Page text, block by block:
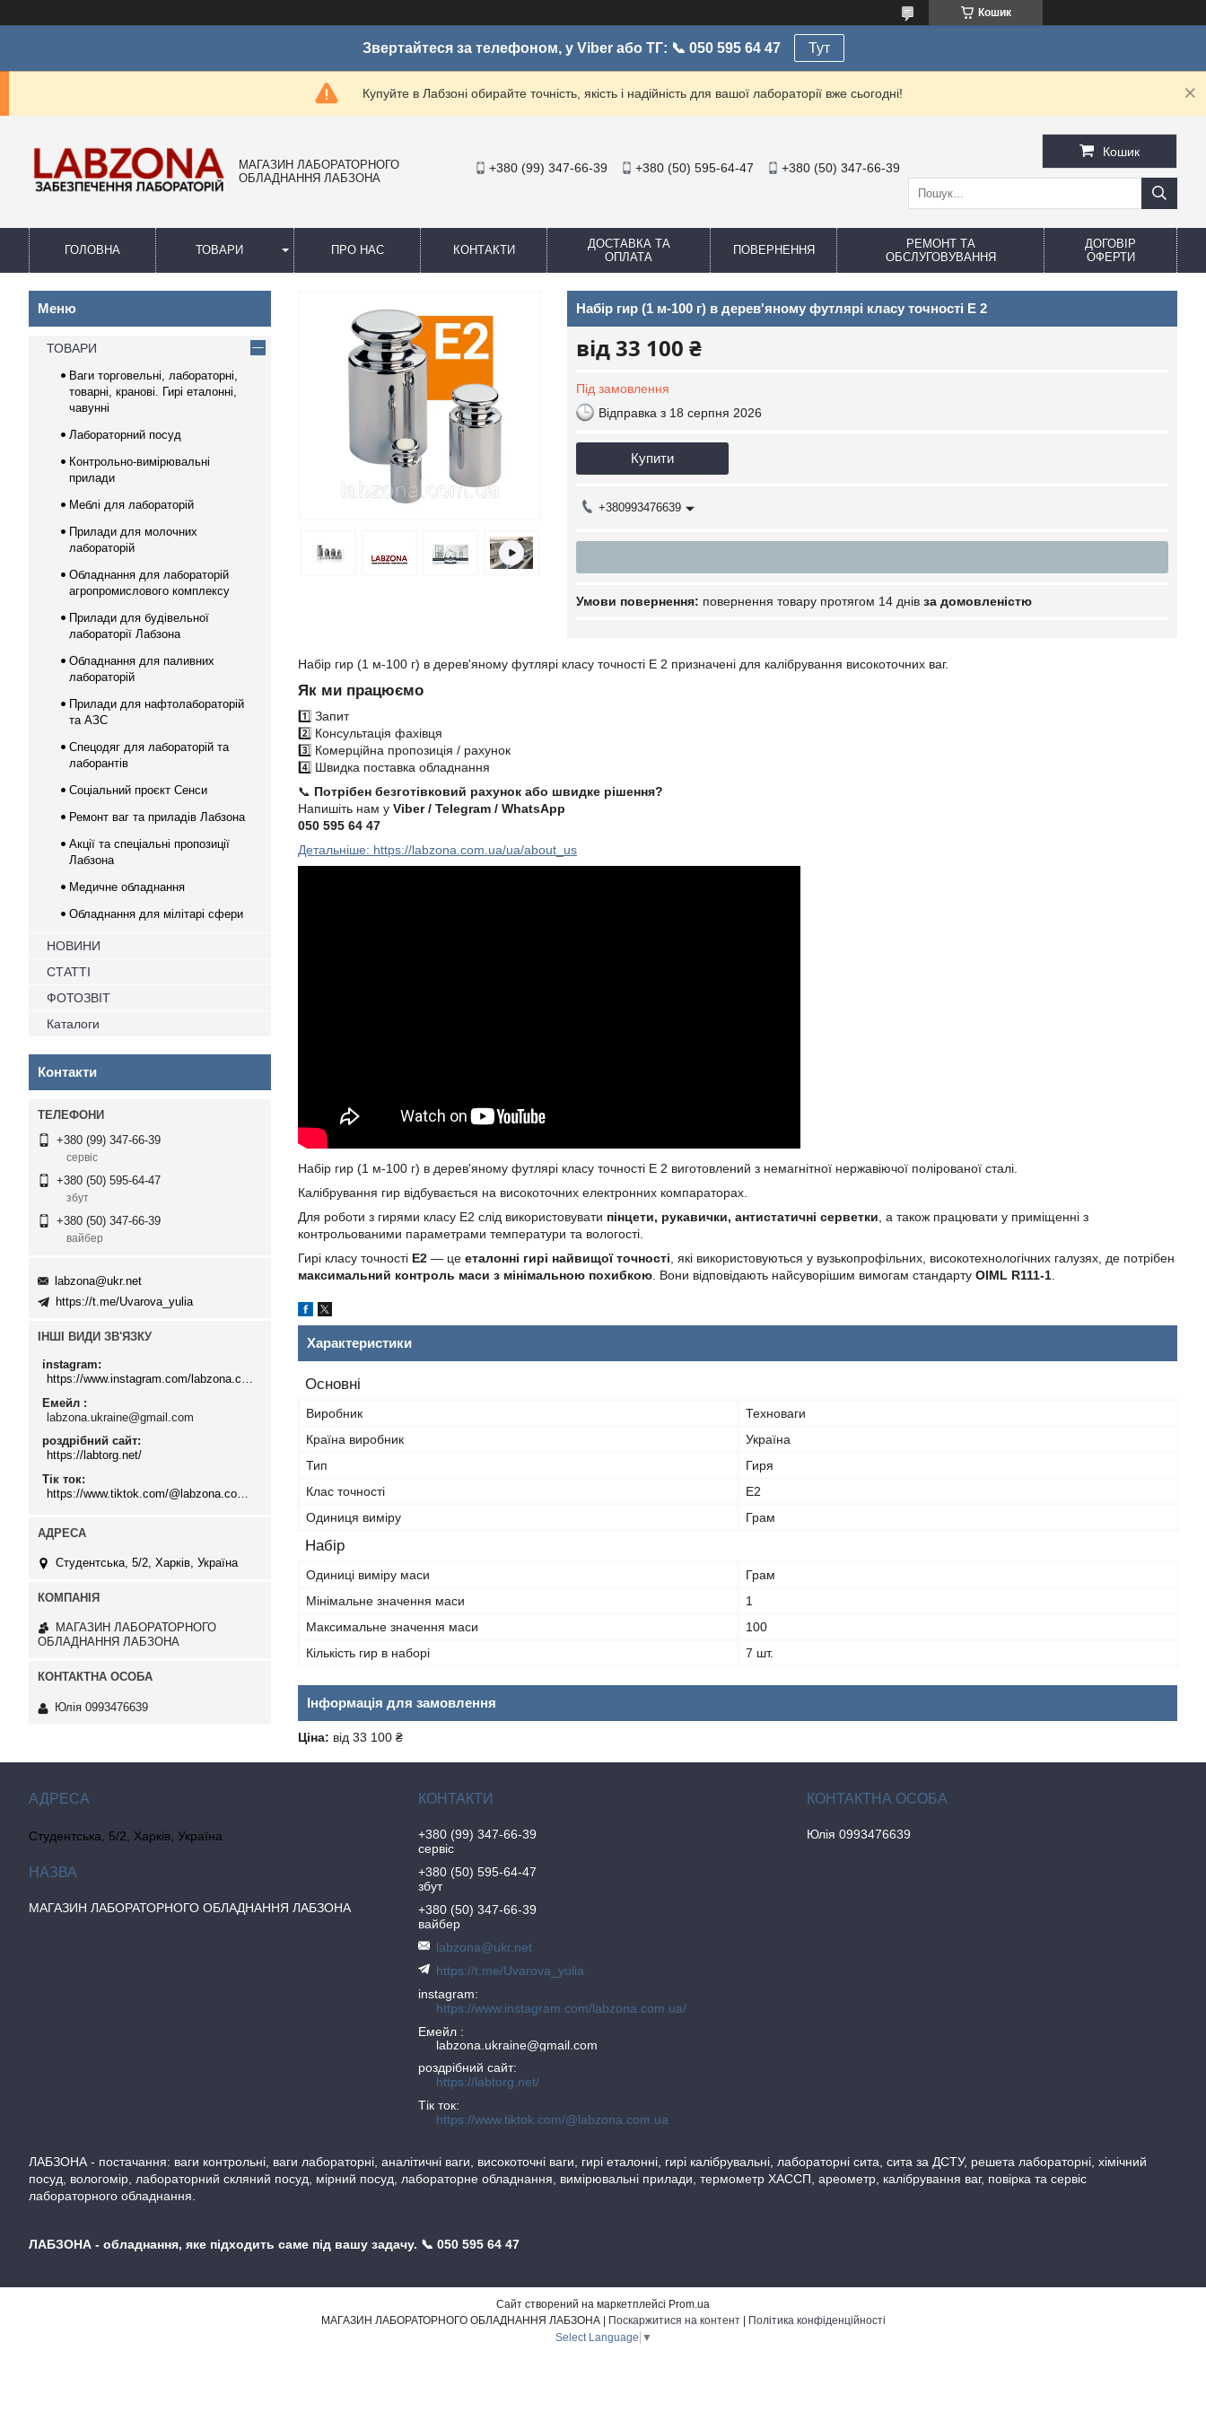
Кошик
Звертайтеся за телефоном, у Viber або ТГ: 📞 050 595 64 47 Тут
Купуйте в Лабзоні обирайте точність, якість і надійність для вашої лабораторії вже сьогодні!
МАГАЗИН ЛАБОРАТОРНОГО
ОБЛАДНАННЯ ЛАБЗОНА
+380 (99) 347-66-39 +380 (50) 595-64-47 +380 (50) 347-66-39
Кошик
ГОЛОВНА ТОВАРИ ПРО НАС КОНТАКТИ
ДОСТАВКА ТА
ОПЛАТА
ПОВЕРНЕННЯ
РЕМОНТ ТА
ОБСЛУГОВУВАННЯ
ДОГОВІР
ОФЕРТИ
Набір гир (1 м-100 г) в дерев'яному футлярі класу точності Е 2
від 33 100 ₴
Під замовлення
Відправка з 18 серпня 2026
Купити
+380993476639
повернення товару протягом 14 днів за домовленістю
Набір гир (1 м-100 г) в дерев'яному футлярі класу точності Е 2 призначені для калібрування високоточних ваг.
Як ми працюємо
1️⃣ Запит
2️⃣ Консультація фахівця
3️⃣ Комерційна пропозиція / рахунок
4️⃣ Швидка поставка обладнання
📞 Потрібен безготівковий рахунок або швидке рішення?
Напишіть нам у Viber / Telegram / WhatsApp
050 595 64 47
Детальніше: https://labzona.com.ua/ua/about_us
Набір гир (1 м-100 г) в дерев'яному футлярі класу точності Е 2 виготовлений з немагнітної нержавіючої полірованої сталі.
Калібрування гир відбувається на високоточних електронних компараторах.
Для роботи з гирями класу E2 слід використовувати пінцети, рукавички, антистатичні серветки , а також працювати у приміщенні з
контрольованими параметрами температури та вологості.
Гирі класу точності E2 — це еталонні гирі найвищої точності , які використовуються у вузькопрофільних, високотехнологічних галузях, де потрібен
максимальний контроль маси з мінімальною похибкою . Вони відповідають найсуворішим вимогам стандарту OIML R111-1
Характеристики
Основні
Виробник
Техноваги
Країна виробник
Україна
Тип
Гиря
Клас точності
Е2
Одиниця виміру
Грам
Набір
Одиниці виміру маси
Грам
Мінімальне значення маси
1
Максимальне значення маси
100
Кількість гир в наборі
7 шт.
Інформація для замовлення
Ціна: від 33 100 ₴
ТОВАРИ
Ваги торговельні, лабораторні,
товарні, кранові. Гирі еталонні,
чавунні
Лабораторний посуд
Контрольно-вимірювальні
прилади
Меблі для лабораторій
Прилади для молочних
лабораторій
Обладнання для лабораторій
агропромислового комплексу
Прилади для будівельної
лабораторії Лабзона
Обладнання для паливних
лабораторій
Прилади для нафтолабораторій
та АЗС
Спецодяг для лабораторій та
лаборантів
Соціальний проєкт Сенси
Ремонт ваг та приладів Лабзона
Акції та спеціальні пропозиції
Лабзона
Медичне обладнання
Обладнання для мілітарі сфери
НОВИНИ
СТАТТІ
ФОТОЗВІТ
Каталоги
Контакти
+380 (99) 347-66-39
сервіс
+380 (50) 595-64-47
збут
+380 (50) 347-66-39
вайбер
labzona@ukr.net
https://t.me/Uvarova_yulia
ІНШІ ВИДИ ЗВ'ЯЗКУ
instagram
https://www.instagram.com/labzona.com.ua/
Емейл
labzona.ukraine@gmail.com
роздрібний сайт
https://labtorg.net/
Тік ток
Студентська, 5/2, Харків, Україна
МАГАЗИН ЛАБОРАТОРНОГО
ОБЛАДНАННЯ ЛАБЗОНА
Юлія 0993476639
Студентська, 5/2, Харків, Україна
МАГАЗИН ЛАБОРАТОРНОГО ОБЛАДНАННЯ ЛАБЗОНА
+380 (99) 347-66-39
сервіс
+380 (50) 595-64-47
збут
+380 (50) 347-66-39
вайбер
labzona@ukr.net
https://t.me/Uvarova_yulia
instagram
https://www.instagram.com/labzona.com.ua/
Емейл
labzona.ukraine@gmail.com
роздрібний сайт
https://labtorg.net/
Тік ток
https://www.tiktok.com/@labzona.com.ua
Юлія 0993476639
ЛАБЗОНА - постачання: ваги контрольні, ваги лабораторні, аналітичні ваги, високоточні ваги, гирі еталонні, гирі калібрувальні, лабораторні сита, сита за ДСТУ, решета лабораторні, хімічний
посуд, вологомір, лабораторний скляний посуд, мірний посуд, лабораторне обладнання, вимірювальні прилади, термометр ХАССП, ареометр, калібрування ваг, повірка та сервіс
лабораторного обладнання.
ЛАБЗОНА - обладнання, яке підходить саме під вашу задачу. 📞 050 595 64 47
Сайт створений на маркетплейсі Prom.ua
Поскаржитися на контент
Політика конфіденційності
Select Language ▼